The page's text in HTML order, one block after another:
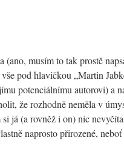
musím to tak prostě
pod hlavičkou „Martin
potenciálnímu autorovi) a
že rozhodně neměla v
já (a rovněž i on) nic
naprosto přirozené,